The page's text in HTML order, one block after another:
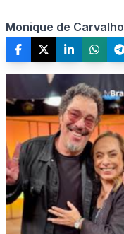
Monique de Carvalho